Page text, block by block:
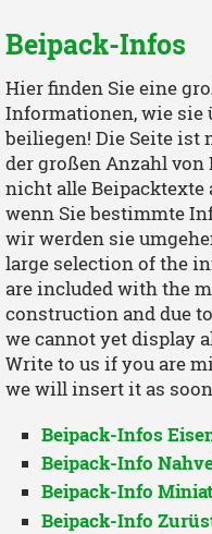
Beipack-Infos
Hier finden Sie eine
Informationen, wie sie
beiliegen! Die Seite ist
der großen Anzahl
nicht alle Beipacktexte
wenn Sie bestimmte
wir werden sie
large selection of the
are included with the
construction and due
we cannot yet display
Write to us if you are
we will insert it as
Beipack-Infos
Beipack-Info
Beipack-Info
Beipack-Info